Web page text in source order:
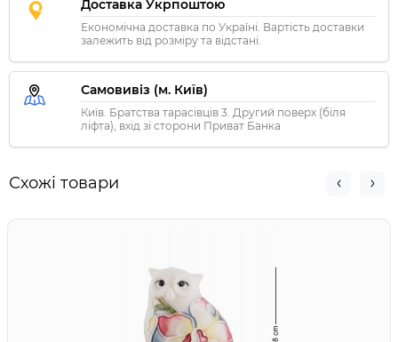
Доставка Укрпоштою
Економічна доставка по Україні. Вартість доставки
залежить від розміру та відстані.
Самовивіз (м. Київ)
Київ. Братства тарасівців 3. Другий поверх (біля
ліфта), вхід зі сторони Приват Банка
Схожі товари